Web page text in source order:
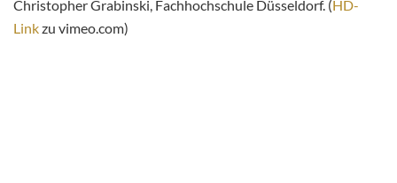
Christopher Grabinski, Fachhochschule Düsseldorf. (HD-
Linkzu vimeo.com)